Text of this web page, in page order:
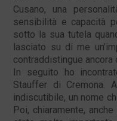
Cusano, una
sensibilità e capacità
sotto la sua tutela
lasciato su di me
contraddistingue ancora
In seguito ho
Stauffer di Cremona.
indiscutibile, un nome
Poi, chiaramente,